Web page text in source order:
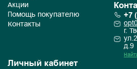
Акции
Помощь покупателю
Контакты
+7
г.
д.9
Личный кабинет